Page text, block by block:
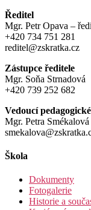
Ředitel
Mgr. Petr Opava –
+420 734 751 281
reditel@zskratka.cz
Zástupce ředitele
Mgr. Soňa Strnadová
+420 739 252 682
Vedoucí
Mgr. Petra Smékalová
Škola
Dokumenty
Fotogalerie
Historie a